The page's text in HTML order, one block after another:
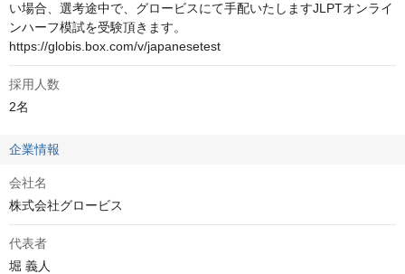
い場合、選考途中で、グロービスにて手配いたしますJLPTオンライ
ンハーフ模試を受験頂きます。
https://globis.box.com/v/japanesetest
採用人数
2名
企業情報
会社名
株式会社グロービス
代表者
堀 義人